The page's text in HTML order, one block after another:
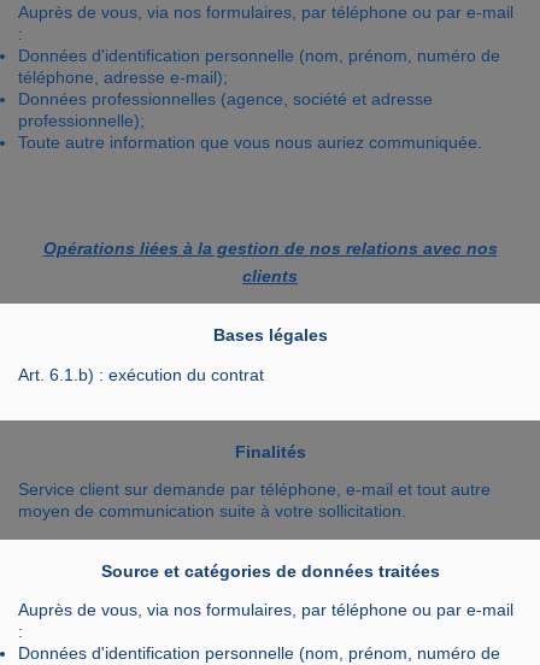
Auprès de vous, via nos formulaires, par téléphone ou par e-mail
:
Données d'identification personnelle (nom, prénom, numéro de
téléphone, adresse e-mail);
Données professionnelles (agence, société et adresse
professionnelle);
Toute autre information que vous nous auriez communiquée.
Opérations liées à la gestion de nos relations avec nos
clients
Bases légales
Art. 6.1.b) : exécution du contrat
Finalités
Service client sur demande par téléphone, e-mail et tout autre
moyen de communication suite à votre sollicitation.
Source et catégories de données traitées
Auprès de vous, via nos formulaires, par téléphone ou par e-mail
:
Données d'identification personnelle (nom, prénom, numéro de